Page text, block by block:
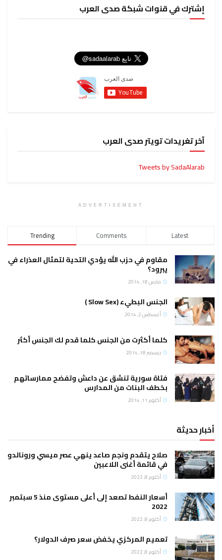
إشترك في قنوات شبكة صدى العرب
آخر تغريدات تويتر صدى العرب
Tweets by SadaAlarab
ADVERTISEMENT
Trending Comments Latest
مقاوم في حزب الله يؤدي التحية لتمثال العذراء في
يبرود؟
مارس 18, 2014
الجنس البطيء (Slow Sex )
أغسطس 2, 2014
كلما أكثرت من الجنس كلما قدم لك الجنس أكثر
ديسمبر 18, 2014
فتاة سورية تنشق عن داعش وتفضح ممارساتهم
بخطف البنات من المدارس
أكتوبر 11, 2014
أخبار حديثة
صلاح يتقدم ونجم صاعد ينهي عصر ميسي ورونالدو
في قائمة أغنى اللاعبين
أكتوبر 8, 2022
أسعار النفط تصعد إلى أعلى مستوى منذ 5 سبتمبر
2022
أكتوبر 8, 2022
تعميم المركزي يخفض سعر صرف الدولار؟
أكتوبر 8, 2022